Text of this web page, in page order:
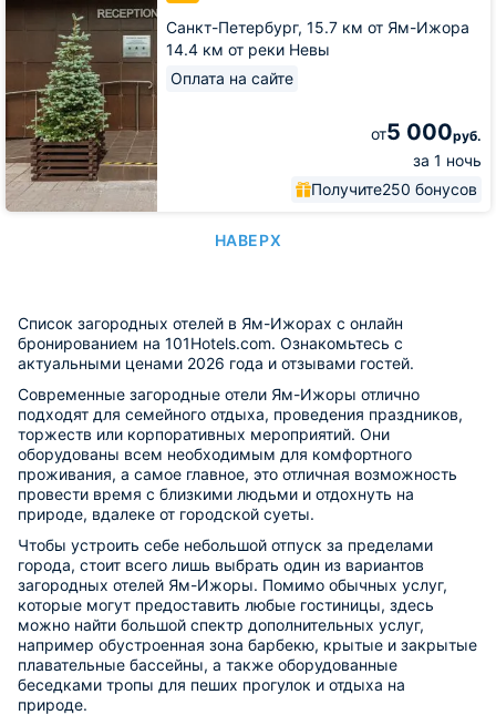
Санкт-Петербург, 15.7 км от Ям-Ижора
14.4 км от реки Невы
Оплата на сайте
от5 000руб.
за 1 ночь
Получите250 бонусов
НАВЕРХ
Список загородных отелей в Ям-Ижорах с онлайн
бронированием на 101Hotels.com. Ознакомьтесь с
актуальными ценами 2026 года и отзывами гостей.
Современные загородные отели Ям-Ижоры отлично
подходят для семейного отдыха, проведения праздников,
торжеств или корпоративных мероприятий. Они
оборудованы всем необходимым для комфортного
проживания, а самое главное, это отличная возможность
провести время с близкими людьми и отдохнуть на
природе, вдалеке от городской суеты.
Чтобы устроить себе небольшой отпуск за пределами
города, стоит всего лишь выбрать один из вариантов
загородных отелей Ям-Ижоры. Помимо обычных услуг,
которые могут предоставить любые гостиницы, здесь
можно найти большой спектр дополнительных услуг,
например обустроенная зона барбекю, крытые и закрытые
плавательные бассейны, а также оборудованные
беседками тропы для пеших прогулок и отдыха на
природе.